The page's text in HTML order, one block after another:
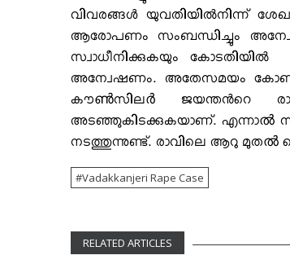
വിവരങ്ങള്‍ യുവതിയില്‍നിന്ന്
ആരോപണം സംബന്ധിച്ചും
സ്വാധീനിക്കുകയും
അന്വേഷണം. അതേസമയം
കൗൺസിലർ ജയന്തന്‍റെ
അടഞ്ഞുകിടക്കുകയാണ്. എന്നാൽ
നടത്തുന്നുണ്ട്. രാവിലെ ആറു
Vadakkanjeri Rape Case
RELATED ARTICLES